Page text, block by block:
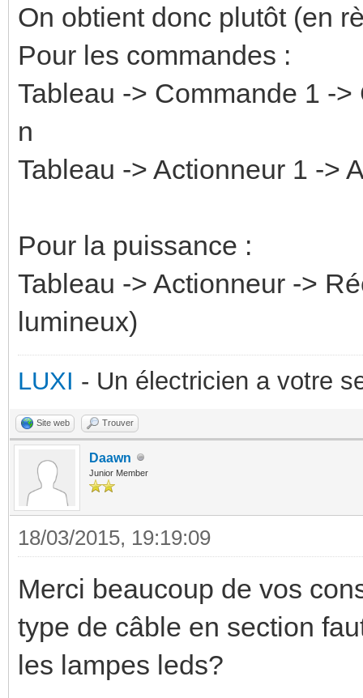
On obtient donc plutôt (en
Pour les commandes :
Tableau -> Commande 1 -
n
Tableau -> Actionneur 1 ->
Pour la puissance :
Tableau -> Actionneur ->
lumineux)
LUXI - Un électricien a votre
Site web Trouver
Daawn
Junior Member
18/03/2015, 19:19:09
Merci beaucoup de vos
type de câble en section
les lampes leds?